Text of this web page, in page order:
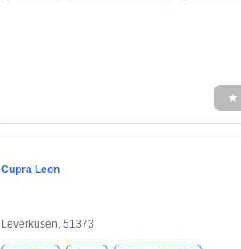
★
Cupra Leon
Leverkusen, 51373